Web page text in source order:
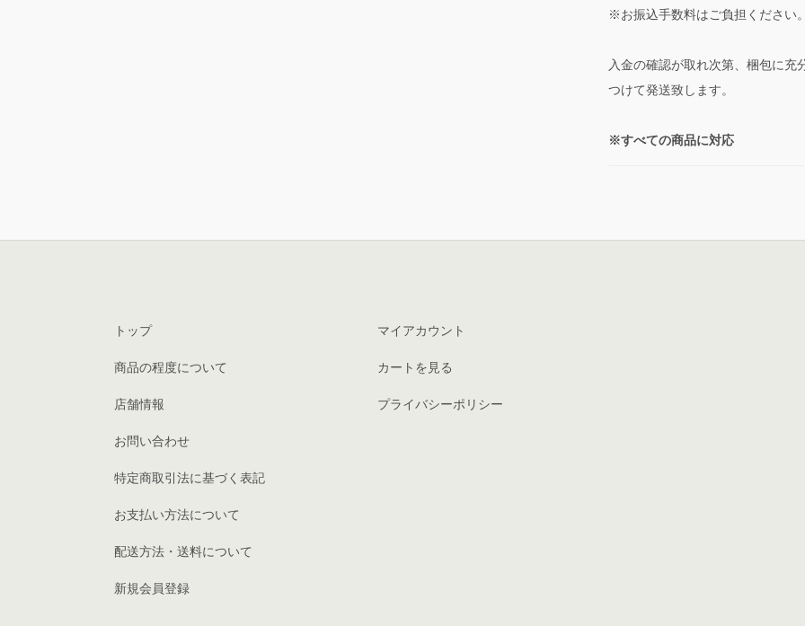
※お振込手数料はご負担ください。
入金の確認が取れ次第、梱包に充
つけて発送致します。
※すべての商品に対応
トップ
商品の程度について
店舗情報
お問い合わせ
特定商取引法に基づく表記
お支払い方法について
配送方法・送料について
新規会員登録
マイアカウント
カートを見る
プライバシーポリシー